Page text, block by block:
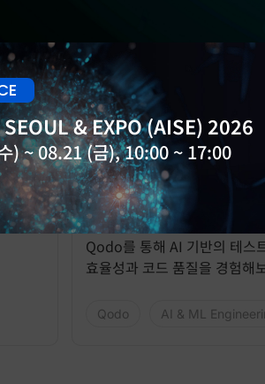
코드 무결성을 위한
테스트 자동화 솔루션
Qodo를 통해 AI 기반의 테스
효율성과 코드 품질을 경험해
Qodo AI & ML
& EXPO (AISE) 2026
) ~ 08.21 (금), 10:00 ~ 17:00